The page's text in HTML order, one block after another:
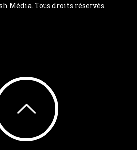
Média. Tous droits réservés.